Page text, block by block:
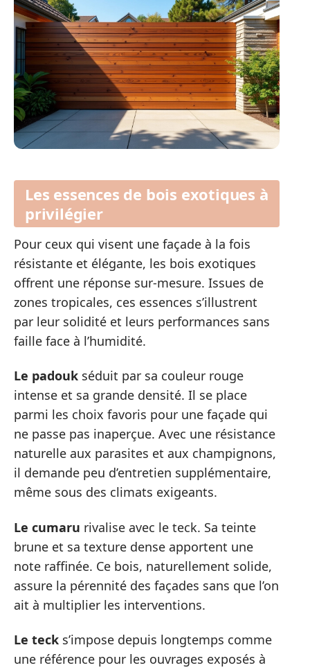
Les essences de bois exotiques à
privilégier
Pour ceux qui visent une façade à la fois
résistante et élégante, les bois exotiques
offrent une réponse sur-mesure. Issues de
zones tropicales, ces essences s’illustrent
par leur solidité et leurs performances sans
faille face à l’humidité.
Le padouk séduit par sa couleur rouge
intense et sa grande densité. Il se place
parmi les choix favoris pour une façade qui
ne passe pas inaperçue. Avec une résistance
naturelle aux parasites et aux champignons,
il demande peu d’entretien supplémentaire,
même sous des climats exigeants.
Le cumaru rivalise avec le teck. Sa teinte
brune et sa texture dense apportent une
note raffinée. Ce bois, naturellement solide,
assure la pérennité des façades sans que l’on
ait à multiplier les interventions.
Le teck s’impose depuis longtemps comme
une référence pour les ouvrages exposés à